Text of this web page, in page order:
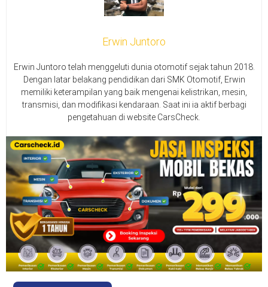
Erwin Juntoro
Erwin Juntoro telah menggeluti dunia otomotif sejak tahun 2018.
Dengan latar belakang pendidikan dari SMK Otomotif, Erwin
memiliki keterampilan yang baik mengenai kelistrikan, mesin,
transmisi, dan modifikasi kendaraan. Saat ini ia aktif berbagi
pengetahuan di website CarsCheck.